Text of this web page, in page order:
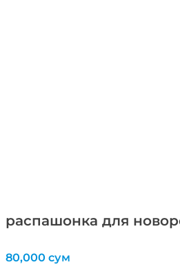
распашонка для
80,000 сум